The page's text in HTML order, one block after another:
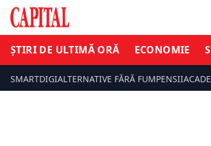
ȘTIRI DE ULTIMĂ ORĂ ECONOMIE
SMARTDIGIALTERNATIVE FĂRĂ FUMPENSII